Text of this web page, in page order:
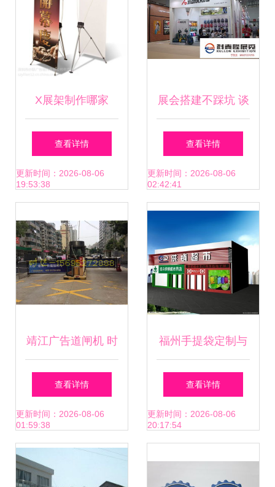
X展架制作哪家
好？——深圳亦联
广告制作详解
查看详情
更新时间：2026-08-06
19:53:38
展会搭建不踩坑 谈
谈展柜租赁、标摊
精装与广告制作的
一站式服务
查看详情
更新时间：2026-08-06
02:42:41
靖江广告道闸机 时
达广告制品厂的质
量标杆与创新实践
查看详情
更新时间：2026-08-06
01:59:38
福州手提袋定制与
印刷服务全解析
——锦程广告公司
查看详情
更新时间：2026-08-06
20:17:54